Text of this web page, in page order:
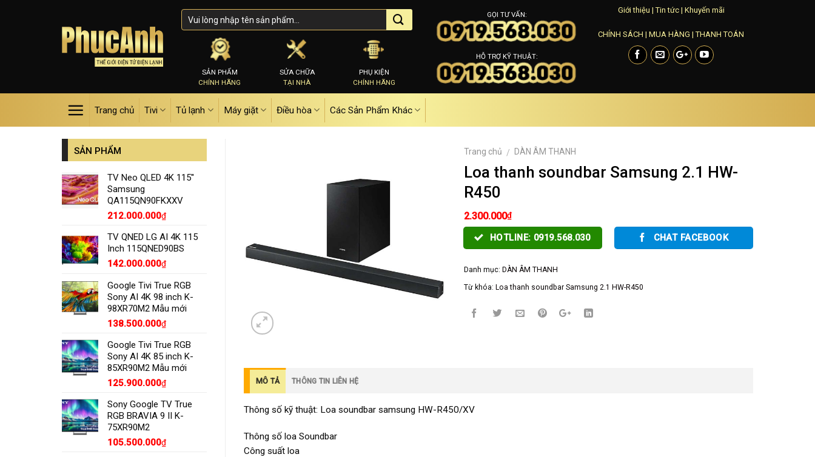
SẢN PHẨM
CHÍNH HÃNG
SỬA CHỮA
TẠI NHÀ
PHỤ KIỆN
CHÍNH HÃNG
GỌI TƯ VẤN:
HỖ TRỢ KỸ THUẬT:
Giới thiệu |Tin tức| Khuyến mãi
CHÍNH SÁCH |MUA HÀNG |THANH TOÁN
Trang chủ Tivi Tủ lạnh Máy giặt Điều hòa Các Sản Phẩm Khác
Trang chủ / DÀN ÂM THANH
Loa thanh soundbar Samsung 2.1 HW-
R450
2.300.000₫
HOTLINE: 0919.568.030 CHAT FACEBOOK
Danh mục: DÀN ÂM THANH
Từ khóa: Loa thanh soundbar Samsung 2.1 HW-R450
MÔ TẢ THÔNG TIN LIÊN HỆ
Thông số kỹ thuật: Loa soundbar samsung HW-R450/XV
Thông số loa Soundbar
Công suất loa
SẢN PHẨM
TV Neo QLED 4K 115''
Samsung
QA115QN90FKXXV
212.000.000₫
TV QNED LG AI 4K 115
Inch 115QNED90BS
142.000.000₫
Google Tivi True RGB
Sony AI 4K 98 inch K-
98XR70M2 Mẫu mới
138.500.000₫
Google Tivi True RGB
Sony AI 4K 85 inch K-
85XR90M2 Mẫu mới
125.900.000₫
Sony Google TV True
RGB BRAVIA 9 II K-
75XR90M2
105.500.000₫